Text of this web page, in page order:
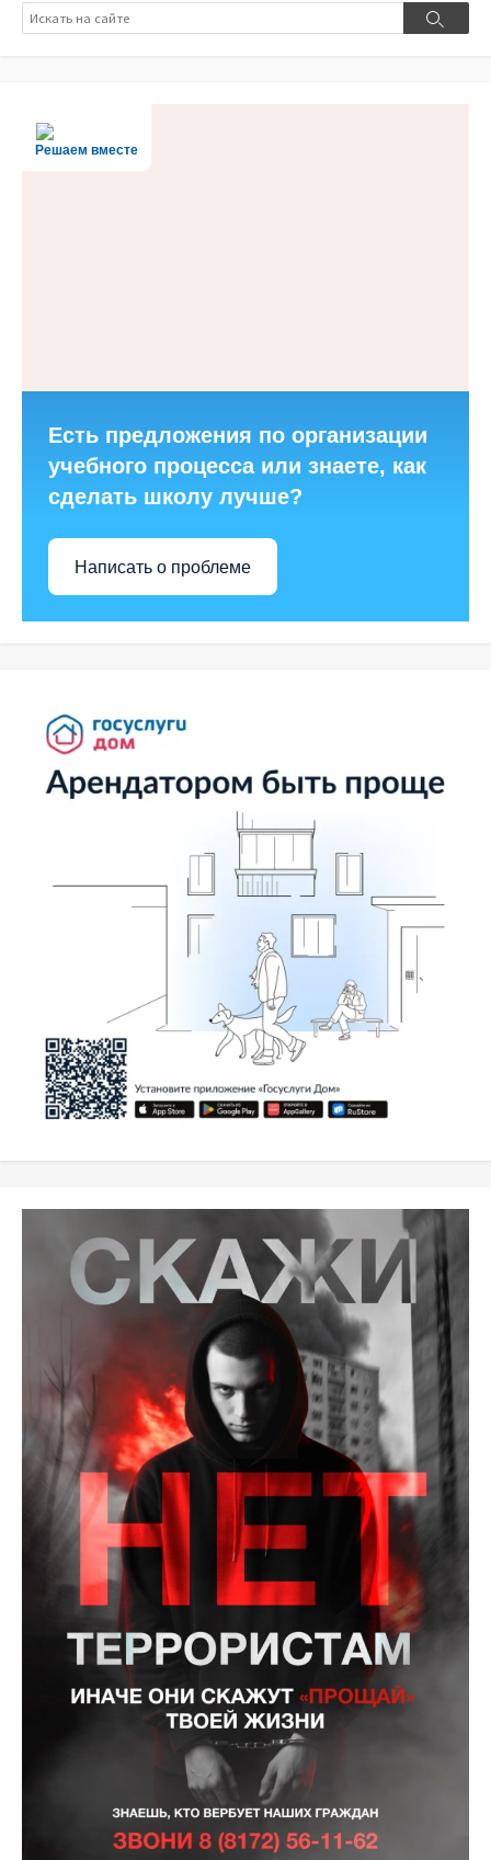
Поиск
Поиск
Решаем вместе
Есть предложения по организации
учебного процесса или знаете, как
сделать школу лучше?
Написать о проблеме